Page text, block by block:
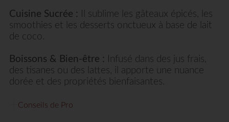
Cuisine Sucrée : Il sublime les gâteaux épicés, les
smoothies et les desserts onctueux à base de lait
de coco.
Boissons & Bien-être : Infusé dans des jus frais,
des tisanes ou des lattes, il apporte une nuance
dorée et des propriétés bienfaisantes.
Conseils de Pro